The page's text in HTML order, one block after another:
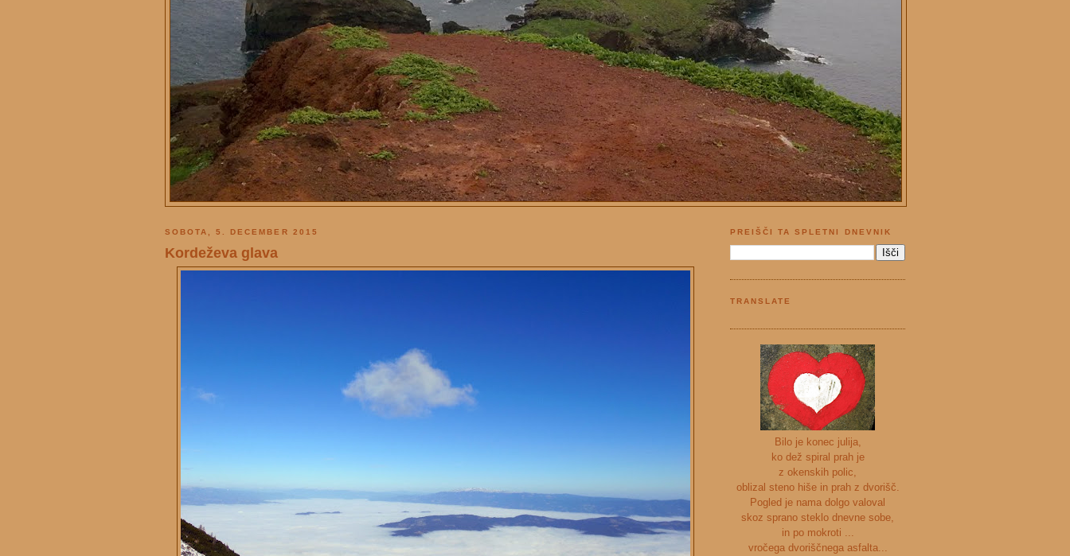
SOBOTA, 5. DECEMBER 2015
Kordeževa glava
PREIŠČI TA SPLETNI DNEVNIK
TRANSLATE
Bilo je konec julija,
ko dež spiral prah je
z okenskih polic,
oblizal steno hiše in prah z dvorišč.
Pogled je nama dolgo valoval
skoz sprano steklo dnevne sobe,
in po mokroti ...
vročega dvoriščnega asfalta...